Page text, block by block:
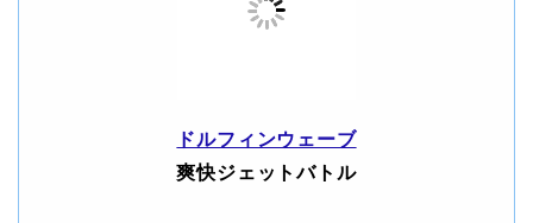
ドルフィンウェーブ
爽快ジェットバトル